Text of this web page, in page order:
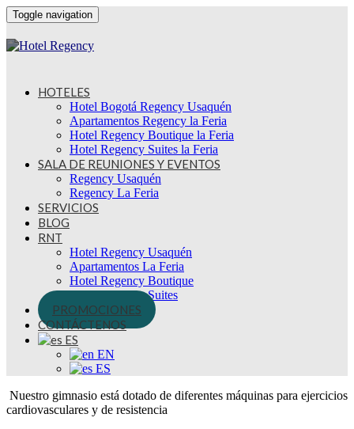
Toggle navigation
HOTELES
Hotel Bogotá Regency Usaquén
Apartamentos Regency la Feria
Hotel Regency Boutique la Feria
Hotel Regency Suites la Feria
SALA DE REUNIONES Y EVENTOS
Regency Usaquén
Regency La Feria
SERVICIOS
BLOG
RNT
Hotel Regency Usaquén
Apartamentos La Feria
Hotel Regency Boutique
Hotel Regency Suites
PROMOCIONES
CONTÁCTENOS
ES
EN
ES
Nuestro gimnasio está dotado de diferentes máquinas para ejercicios
cardiovasculares y de resistencia